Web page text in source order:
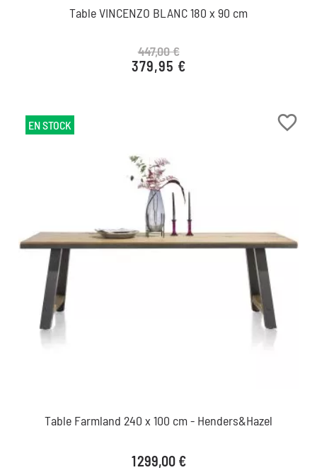
Table VINCENZO BLANC 180 x 90 cm
Prix de base
447,00 €
Prix
379,95 €
favorite_border
Table Farmland 240 x 100 cm - Henders&Hazel
Prix
1 299,00 €
EN STOCK